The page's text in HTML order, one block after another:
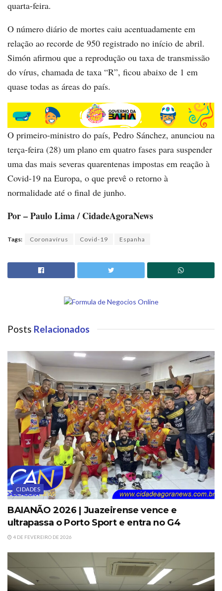
quarta-feira.
O número diário de mortes caiu acentuadamente em
relação ao recorde de 950 registrado no início de abril.
Simón afirmou que a reprodução ou taxa de transmissão
do vírus, chamada de taxa “R”, ficou abaixo de 1 em
quase todas as áreas do país.
O primeiro-ministro do país, Pedro Sánchez, anunciou na
terça-feira (28) um plano em quatro fases para suspender
uma das mais severas quarentenas impostas em reação à
Covid-19 na Europa, o que prevê o retorno à
normalidade até o final de junho.
Por – Paulo Lima / CidadeAgoraNews
Tags: Coronavírus Covid-19 Espanha
Posts Relacionados
CIDADES
BAIANÃO 2026 | Juazeirense vence e
ultrapassa o Porto Sport e entra no G4
4 DE FEVEREIRO DE 2026